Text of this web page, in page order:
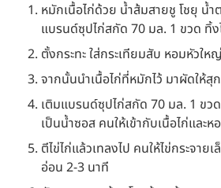
หมักเนื้อไก่ด้วย น้ำส้มสายชู โชยุ น้
แบรนด์ซุปไก่สกัด 70 มล. 1 ขวด ทิ้
ตั้งกระทะ ใส่กระเทียมสับ หอมหัวใ
จากนั้นนำเนื้อไก่ที่หมักไว้ มาผัดให้สุ
เติมแบรนด์ซุปไก่สกัด 70 มล. 1 ขวด
เป็นน้ำซอส คนให้เข้ากับเนื้อไก่และ
ตีไข่ไก่แล้วเทลงไป คนให้ไข่กระจาย
อ่อน 2-3 นาที